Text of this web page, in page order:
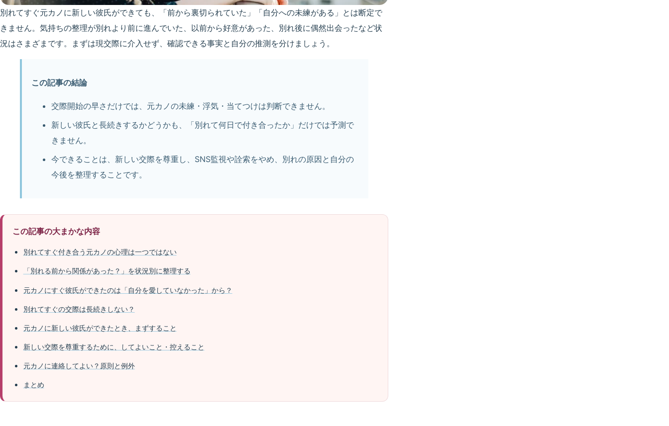
別れてすぐ元カノに新しい彼氏ができても、「前から裏切られていた」「自分への未練がある」とは断定で
きません。気持ちの整理が別れより前に進んでいた、以前から好意があった、別れ後に偶然出会ったなど状
況はさまざまです。まずは現交際に介入せず、確認できる事実と自分の推測を分けましょう。
この記事の結論
交際開始の早さだけでは、元カノの未練・浮気・当てつけは判断できません。
新しい彼氏と長続きするかどうかも、「別れて何日で付き合ったか」だけでは予測で
きません。
今できることは、新しい交際を尊重し、SNS監視や詮索をやめ、別れの原因と自分の
今後を整理することです。
この記事の大まかな内容
別れてすぐ付き合う元カノの心理は一つではない
「別れる前から関係があった？」を状況別に整理する
元カノにすぐ彼氏ができたのは「自分を愛していなかった」から？
別れてすぐの交際は長続きしない？
元カノに新しい彼氏ができたとき、まずすること
新しい交際を尊重するために、してよいこと・控えること
元カノに連絡してよい？原則と例外
まとめ